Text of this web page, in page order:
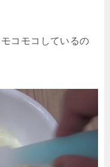
コモコしているの